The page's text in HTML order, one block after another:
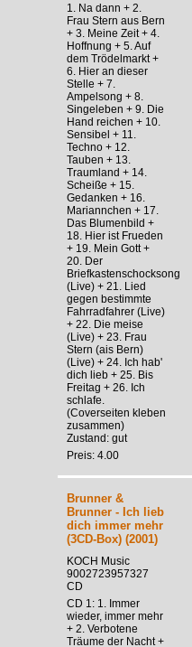
1. Na dann + 2.
Frau Stern aus Bern
+ 3. Meine Zeit + 4.
Hoffnung + 5. Auf
dem Trödelmarkt +
6. Hier an dieser
Stelle + 7.
Ampelsong + 8.
Singeleben + 9. Die
Hand reichen + 10.
Sensibel + 11.
Techno + 12.
Tauben + 13.
Traumland + 14.
Scheiße + 15.
Gedanken + 16.
Mariannchen + 17.
Das Blumenbild +
18. Hier ist Frueden
+ 19. Mein Gott +
20. Der
Briefkastenschocksong
(Live) + 21. Lied
gegen bestimmte
Fahrradfahrer (Live)
+ 22. Die meise
(Live) + 23. Frau
Stern (ais Bern)
(Live) + 24. Ich hab'
dich lieb + 25. Bis
Freitag + 26. Ich
schlafe.
(Coverseiten kleben
zusammen)
Zustand: gut
Preis: 4.00
Brunner &
Brunner - Ich lieb
dich immer mehr
(3CD-Box) (2001)
KOCH Music
9002723957327
CD
CD 1: 1. Immer
wieder, immer mehr
+ 2. Verbotene
Träume der Nacht +